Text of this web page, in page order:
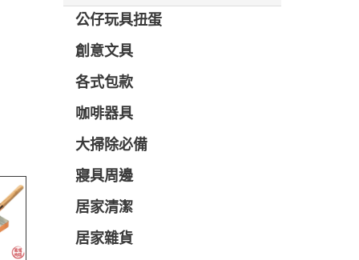
公仔玩具扭蛋
創意文具
各式包款
咖啡器具
大掃除必備
寢具周邊
居家清潔
居家雜貨